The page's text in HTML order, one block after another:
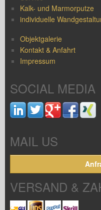
Kalk- und Marmorputze
individuelle
Objektgalerie
Kontakt & Anfahrt
Impressum
SOCIAL MEDIA
MAIL US
VERSAND &